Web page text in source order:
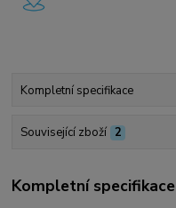
Kompletní specifikace
Související zboží 2
Kompletní specifikace